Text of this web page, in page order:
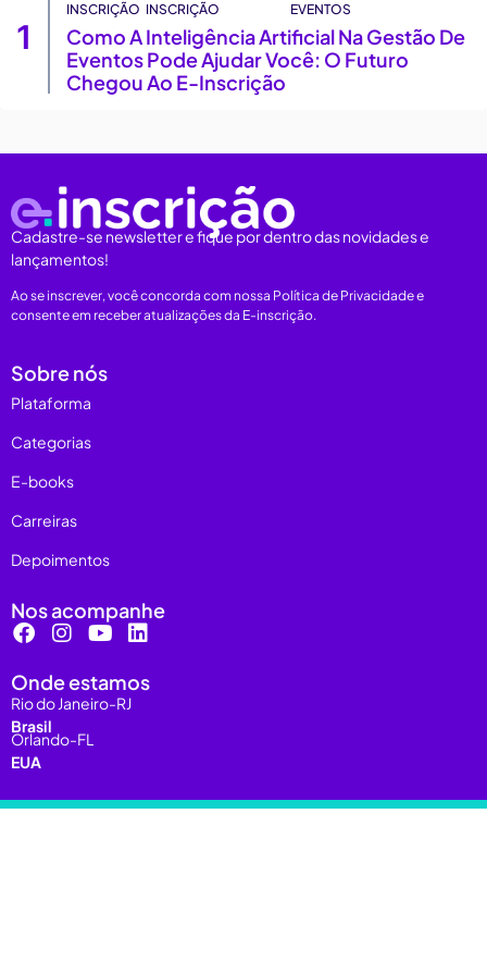
1
INSCRIÇÃO INSCRIÇÃO
EVENTOS
Como A Inteligência Artificial Na Gestão De
Eventos Pode Ajudar Você: O Futuro
Chegou Ao E-Inscrição
Cadastre-se newsletter e fique por dentro das novidades e
lançamentos!
Ao se inscrever, você concorda com nossa Política de Privacidade e
consente em receber atualizações da E-inscrição.
Sobre nós
Plataforma
Categorias
E-books
Carreiras
Depoimentos
Nos acompanhe
Onde estamos
Rio do Janeiro-RJ
Brasil
Orlando-FL
EUA